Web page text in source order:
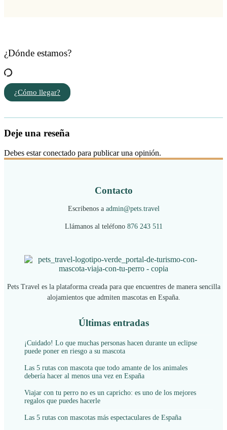
¿Dónde estamos?
¿Cómo llegar?
Deje una reseña
Debes estar conectado para publicar una opinión.
Contacto
Escribenos a admin@pets.travel
Llámanos al teléfono 876 243 511
Pets Travel es la plataforma creada para que encuentres de manera sencilla
alojamientos que admiten mascotas en España.
Últimas entradas
¡Cuidado! Lo que muchas personas hacen durante un eclipse
puede poner en riesgo a su mascota
Las 5 rutas con mascota que todo amante de los animales
debería hacer al menos una vez en España
Viajar con tu perro no es un capricho: es uno de los mejores
regalos que puedes hacerle
Las 5 rutas con mascotas más espectaculares de España